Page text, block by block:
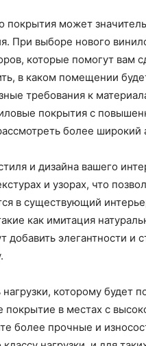
покрытия может
При выборе нового
которые помогут вам
в каком помещении
требования к
покрытия с
более широкий
и дизайна вашего
и узорах, что
в существующий
как имитация
добавить элегантности
которому будет
покрытие в местах с
более прочные и